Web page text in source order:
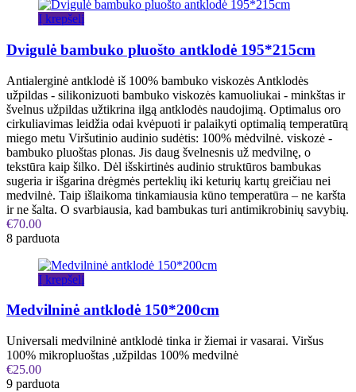
Į krepšelį
Dvigulė bambuko pluošto antklodė 195*215cm
Antialerginė antklodė iš 100% bambuko viskozės Antklodės
užpildas - silikonizuoti bambuko viskozės kamuoliukai - minkštas ir
švelnus užpildas užtikrina ilgą antklodės naudojimą. Optimalus oro
cirkuliavimas leidžia odai kvėpuoti ir palaikyti optimalią temperatūrą
miego metu Viršutinio audinio sudėtis: 100% mėdvilnė. viskozė -
bambuko pluoštas plonas. Jis daug švelnesnis už medvilnę, o
tekstūra kaip šilkо. Dėl išskirtinės audinio struktūros bambukas
sugeria ir išgarina drėgmės perteklių iki keturių kartų greičiau nei
medvilnė. Taip išlaikoma tinkamiausia kūno temperatūra – ne karšta
ir ne šalta. O svarbiausia, kad bambukas turi antimikrobinių savybių.
€70.00
8 parduota
Į krepšelį
Medvilninė antklodė 150*200cm
Universali medvilninė antklodė tinka ir žiemai ir vasarai. Viršus
100% mikropluoštas ,užpildas 100% medvilnė
€25.00
9 parduota